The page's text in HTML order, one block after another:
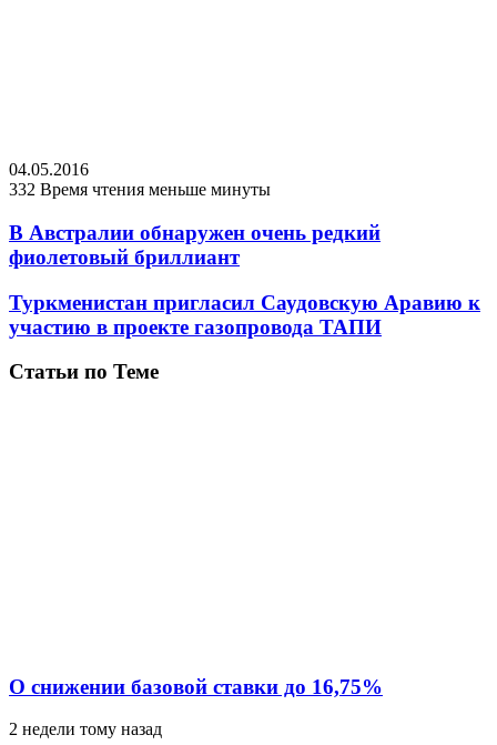
04.05.2016
332 Время чтения меньше минуты
В Австралии обнаружен очень редкий
фиолетовый бриллиант
Туркменистан пригласил Саудовскую Аравию к
участию в проекте газопровода ТАПИ
Статьи по Теме
О снижении базовой ставки до 16,75%
2 недели тому назад